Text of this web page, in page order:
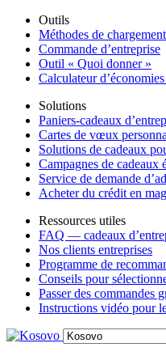
Outils
Méthodes de
Commande d’entreprise
Outil « Quoi donner »
Calculateur
Solutions
Paniers-cadeaux
Cartes de vœux
Solutions de cadeaux
Campagnes de cadeaux
Service de demande
Acheter du crédit en
Ressources utiles
FAQ — cadeaux
Nos clients entreprises
Programme de
Conseils pour
Passer des commandes
Instructions vidéo pour